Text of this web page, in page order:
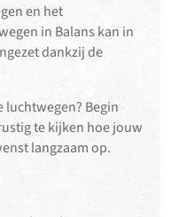
en het
in Balans kan in
dankzij de
Begin
te kijken hoe jouw
langzaam op.